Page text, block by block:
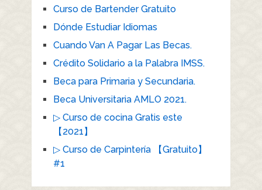
Curso de Bartender Gratuito
Dónde Estudiar Idiomas
Cuando Van A Pagar Las Becas.
Crédito Solidario a la Palabra IMSS.
Beca para Primaria y Secundaria.
Beca Universitaria AMLO 2021.
▷ Curso de cocina Gratis este
【2021】
▷ Curso de Carpintería 【Gratuito】
#1